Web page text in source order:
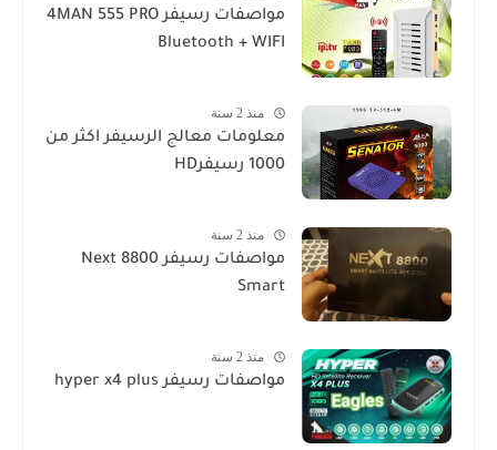
مواصفات رسيفر 4MAN 555 PRO
Bluetooth + WIFI
منذ 2 سنة
معلومات معالج الرسيفر اكثر من
1000 رسيفرHD
منذ 2 سنة
مواصفات رسيفر Next 8800
Smart
منذ 2 سنة
مواصفات رسيفر hyper x4 plus